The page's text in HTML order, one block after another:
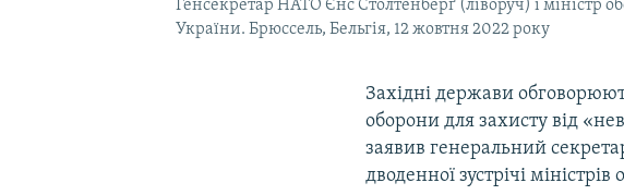
Генсекретар НАТО Єнс Столтенберґ (ліворуч) і міністр
України. Брюссель, Бельгія, 12 жовтня 2022 року
Західні держави
оборони для захисту від
заявив генеральний
дводенної зустрічі